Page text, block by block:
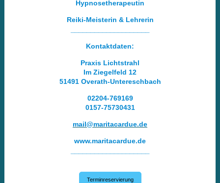
Hypnosetherapeutin
Reiki-Meisterin & Lehrerin
Kontaktdaten:
Praxis Lichtstrahl
Im Ziegelfeld 12
51491 Overath-Untereschbach
02204-769169
0157-75730431
mail@maritacardue.de
www.maritacardue.de
Terminreservierung